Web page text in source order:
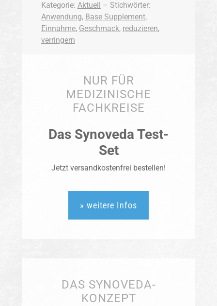
Kategorie: Aktuell – Stichwörter:
Anwendung, Base Supplement,
Einnahme, Geschmack, reduzieren,
verringern
NUR FÜR
MEDIZINISCHE
FACHKREISE
Das Synoveda Test-
Set
Jetzt versandkostenfrei bestellen!
» weitere Infos
DAS SYNOVEDA-
KONZEPT